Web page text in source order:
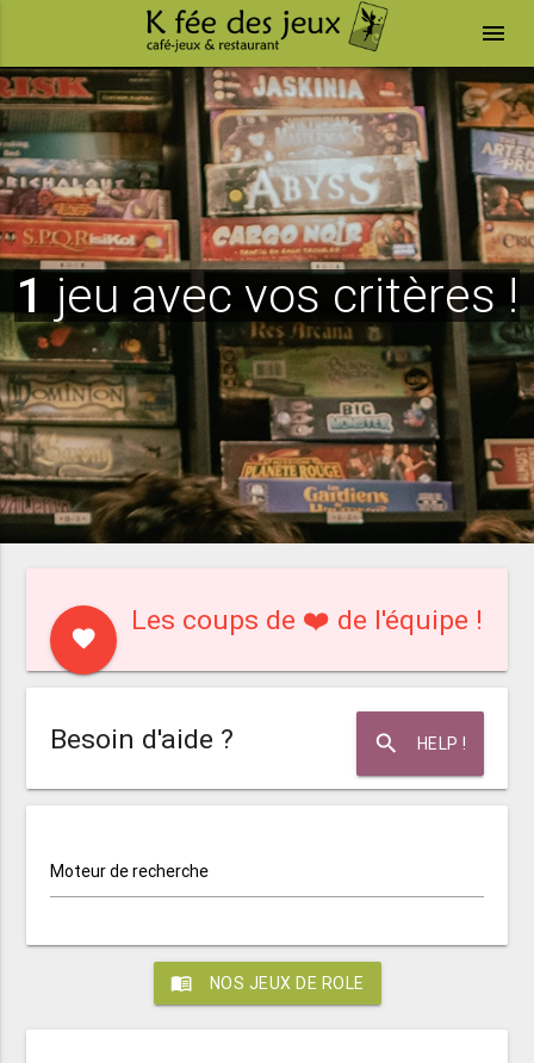
menu
1 jeu avec vos critères !
favorite
Les coups de ❤️ de l'équipe !
search HELP !
Besoin d'aide ?
Moteur de recherche
menu_book NOS JEUX DE ROLE